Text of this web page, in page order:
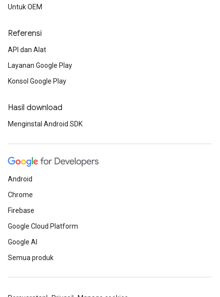
Untuk OEM
Referensi
API dan Alat
Layanan Google Play
Konsol Google Play
Hasil download
Menginstal Android SDK
Android
Chrome
Firebase
Google Cloud Platform
Google AI
Semua produk